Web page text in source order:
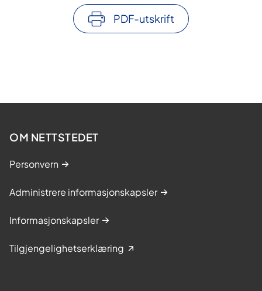
PDF-utskrift
OM NETTSTEDET
Personvern
Administrere informasjonskapsler
Informasjonskapsler
Tilgjengelighetserklæring